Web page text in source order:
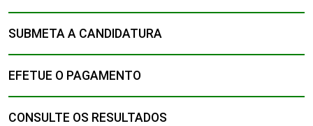
SUBMETA A CANDIDATURA
EFETUE O PAGAMENTO
CONSULTE OS RESULTADOS